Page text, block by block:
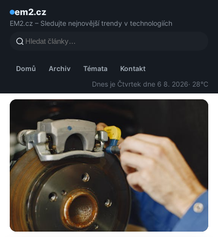
em2.cz
EM2.cz – Sledujte nejnovější trendy v technologiích
Domů Archiv Témata
Kontakt
Dnes je Čtvrtek dne 6 8. 2026· 28°C